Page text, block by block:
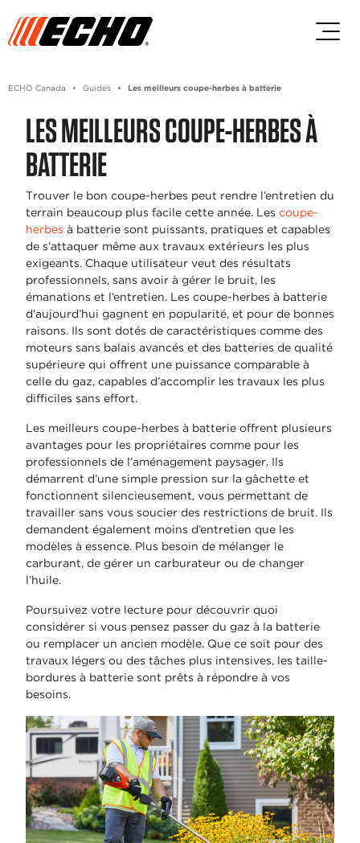
ECHO Canada Guides Les meilleurs coupe-herbes à batterie
LES MEILLEURS COUPE-HERBES À
BATTERIE
Trouver le bon coupe-herbes peut rendre l’entretien du
terrain beaucoup plus facile cette année. Les coupe-
herbes à batterie sont puissants, pratiques et capables
de s’attaquer même aux travaux extérieurs les plus
exigeants. Chaque utilisateur veut des résultats
professionnels, sans avoir à gérer le bruit, les
émanations et l’entretien. Les coupe-herbes à batterie
d’aujourd’hui gagnent en popularité, et pour de bonnes
raisons. Ils sont dotés de caractéristiques comme des
moteurs sans balais avancés et des batteries de qualité
supérieure qui offrent une puissance comparable à
celle du gaz, capables d’accomplir les travaux les plus
difficiles sans effort.
Les meilleurs coupe-herbes à batterie offrent plusieurs
avantages pour les propriétaires comme pour les
professionnels de l’aménagement paysager. Ils
démarrent d’une simple pression sur la gâchette et
fonctionnent silencieusement, vous permettant de
travailler sans vous soucier des restrictions de bruit. Ils
demandent également moins d’entretien que les
modèles à essence. Plus besoin de mélanger le
carburant, de gérer un carburateur ou de changer
l’huile.
Poursuivez votre lecture pour découvrir quoi
considérer si vous pensez passer du gaz à la batterie
ou remplacer un ancien modèle. Que ce soit pour des
travaux légers ou des tâches plus intensives, les taille-
bordures à batterie sont prêts à répondre à vos
besoins.